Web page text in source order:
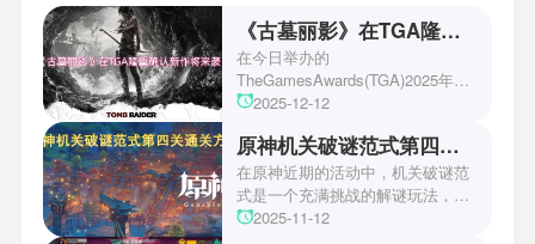
《古墓丽影》在TGA隆重确认新作将来袭！
在今日举办的
TheGamesAwards(TGA)2025年度
游戏颁奖典礼中，古墓丽影系列公
场资讯让众多玩家们都非常期待！
本次官方也宣布游戏将于2027年登
陆PS5、Xbox以及PC平台！有兴
趣的玩家们可以继续留守鲶鱼网！
2025-12-12
原神机关破谜范式第四关通关方法
在原神近期的活动中，机关破谜范
式是一个充满挑战的解谜玩法，其
中第四关是许多玩家遇到困难的地
2025-11-12